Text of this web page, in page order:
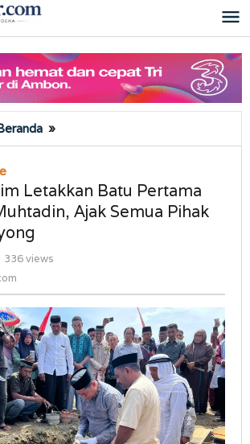
»
Haltim
Batu
Pertama
Masjid
Pihak
Gotong
Royong
Letakkan Batu Pertama
Ajak Semua Pihak
336 views